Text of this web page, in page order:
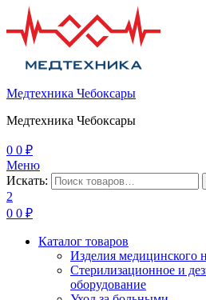
Медтехника Чебоксары
Медтехника Чебоксары
0 0 ₽
Меню
Искать:
2
0 0 ₽
Каталог товаров
Изделия медицинского
Стерилизационное и
оборудование